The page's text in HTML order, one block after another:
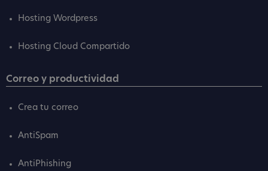
Hosting Wordpress
Hosting Cloud Compartido
Correo y productividad
Crea tu correo
AntiSpam
AntiPhishing